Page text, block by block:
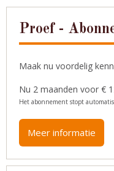
Proef -
Maak nu voordelig
Nu 2 maanden voor €
Het abonnement stopt
Meer informatie